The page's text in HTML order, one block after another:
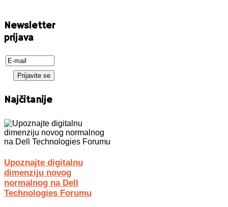
Newsletter
prijava
Najčitanije
Upoznajte digitalnu
dimenziju novog
normalnog na Dell
Technologies Forumu